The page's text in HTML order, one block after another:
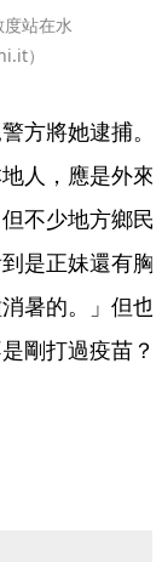
站在水
）
方將她逮捕。
人，應是外來
不少地方鄉民
是正妹還有胸
暑的。」但也
剛打過疫苗？